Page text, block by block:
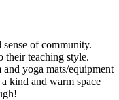
of community.
their teaching style.
and yoga mats/equipment
kind and warm space